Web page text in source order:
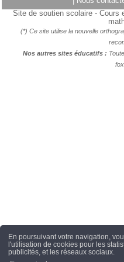
En poursuivant votre navigation,
l'utilisation de cookies pour les
publicités, et les réseaux sociaux.
Site de soutien scolaire - Cours
(*) Ce site utilise la nouvelle
Nos autres sites éducatifs :